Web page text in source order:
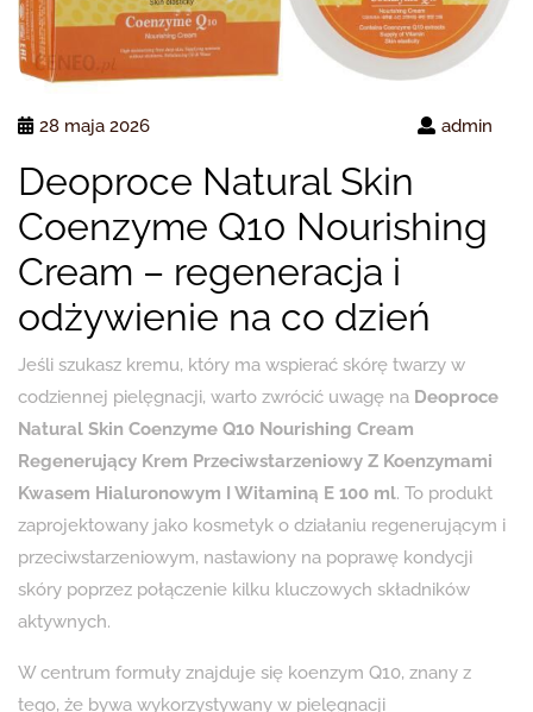
28 maja 2026 admin
Deoproce Natural Skin
Coenzyme Q10 Nourishing
Cream – regeneracja i
odżywienie na co dzień
Jeśli szukasz kremu, który ma wspierać skórę twarzy w
codziennej pielęgnacji, warto zwrócić uwagę na Deoproce
Natural Skin Coenzyme Q10 Nourishing Cream
Regenerujący Krem ​​Przeciwstarzeniowy Z Koenzymami
Kwasem Hialuronowym I Witaminą E 100 ml. To produkt
zaprojektowany jako kosmetyk o działaniu regenerującym i
przeciwstarzeniowym, nastawiony na poprawę kondycji
skóry poprzez połączenie kilku kluczowych składników
aktywnych.
W centrum formuły znajduje się koenzym Q10, znany z
tego, że bywa wykorzystywany w pielęgnacji